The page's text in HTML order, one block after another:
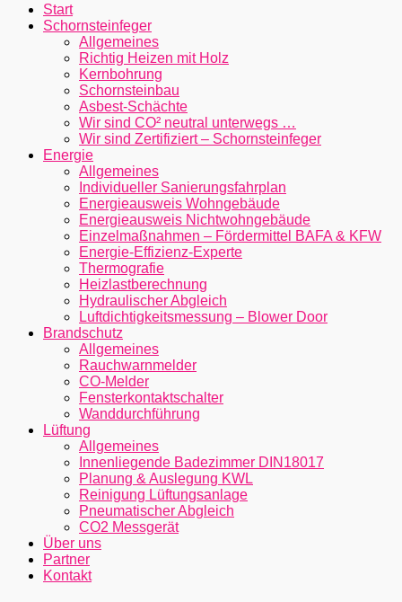
Start
Schornsteinfeger
Allgemeines
Richtig Heizen mit Holz
Kernbohrung
Schornsteinbau
Asbest-Schächte
Wir sind CO² neutral unterwegs …
Wir sind Zertifiziert – Schornsteinfeger
Energie
Allgemeines
Individueller Sanierungsfahrplan
Energieausweis Wohngebäude
Energieausweis Nichtwohngebäude
Einzelmaßnahmen – Fördermittel BAFA & KFW
Energie-Effizienz-Experte
Thermografie
Heizlastberechnung
Hydraulischer Abgleich
Luftdichtigkeitsmessung – Blower Door
Brandschutz
Allgemeines
Rauchwarnmelder
CO-Melder
Fensterkontaktschalter
Wanddurchführung
Lüftung
Allgemeines
Innenliegende Badezimmer DIN18017
Planung & Auslegung KWL
Reinigung Lüftungsanlage
Pneumatischer Abgleich
CO2 Messgerät
Über uns
Partner
Kontakt